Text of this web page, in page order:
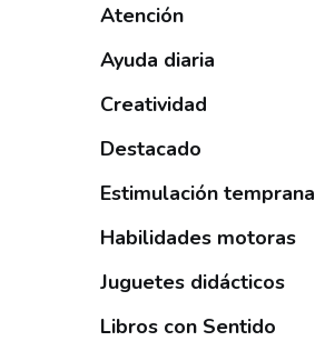
Atención
Ayuda diaria
Creatividad
Destacado
Estimulación temprana
Habilidades motoras
Juguetes didácticos
Libros con Sentido